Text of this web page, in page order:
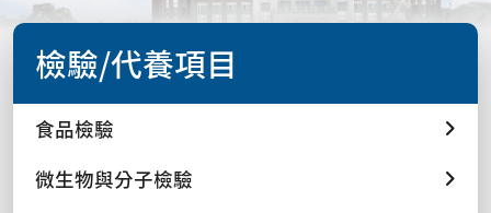
檢驗/代養項目
食品檢驗
微生物與分子檢驗